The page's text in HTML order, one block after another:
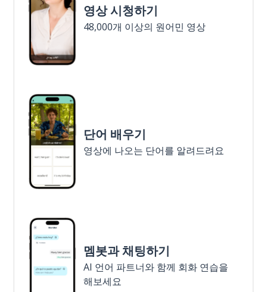
영상 시청하기
48,000개 이상의 원어민 영상
단어 배우기
영상에 나오는 단어를 알려드려요
멤봇과 채팅하기
AI 언어 파트너와 함께 회화 연습을
해보세요